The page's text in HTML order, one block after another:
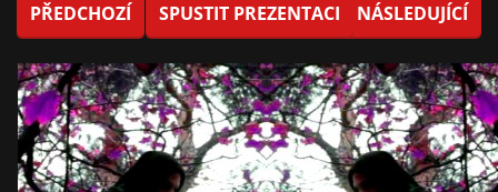
PŘEDCHOZÍ SPUSTIT PREZENTACI NÁSLEDUJÍCÍ